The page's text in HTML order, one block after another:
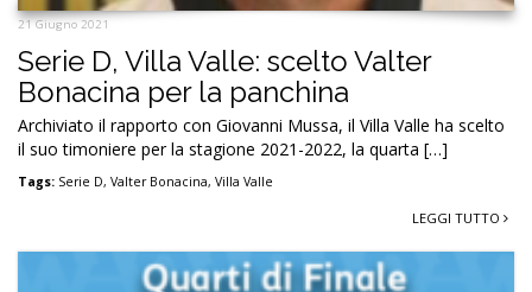
21 Giugno 2021
Serie D, Villa Valle: scelto Valter
Bonacina per la panchina
Archiviato il rapporto con Giovanni Mussa, il Villa Valle ha scelto
il suo timoniere per la stagione 2021-2022, la quarta […]
Tags: Serie D, Valter Bonacina, Villa Valle
LEGGI TUTTO